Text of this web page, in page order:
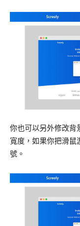
你也可以另外修改背
寬度，如果你把滑鼠
號。